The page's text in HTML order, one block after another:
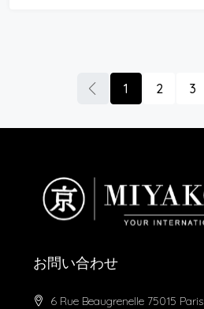
1 2 3
お問い合わせ
6 Rue Beaugrenelle 75015 Paris